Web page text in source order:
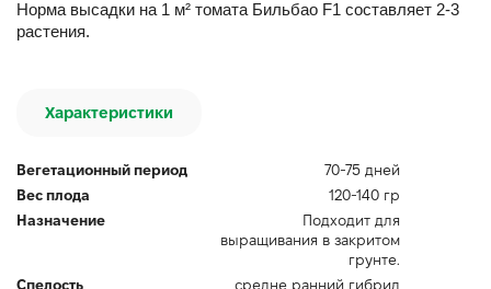
Норма высадки на 1 м² томата Бильбао F1 составляет 2-3
растения.
Характеристики
Вегетационный период
70-75 дней
Вес плода
120-140 гр
Назначение
Подходит для
выращивания в закритом
грунте.
Спелость
средне ранний гибрид